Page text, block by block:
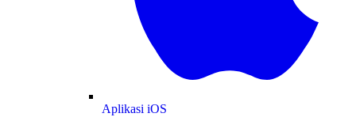
Aplikasi iOS